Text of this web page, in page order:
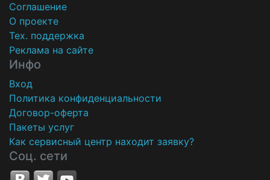
Соглашение
О проекте
Тех. поддержка
Реклама на сайте
Инфо
Вход
Политика конфиденциальности
Договор-оферта
Пакеты услуг
Как сервисный центр находит заявку?
Соц. сети